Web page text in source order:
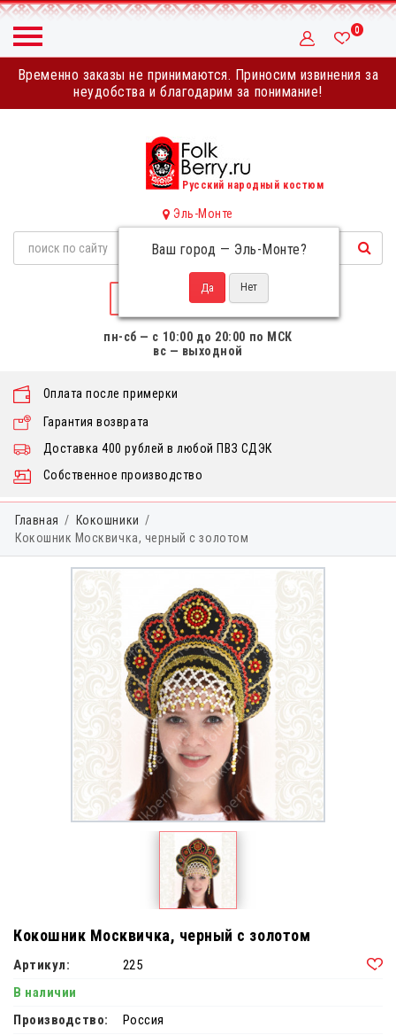
Временно заказы не принимаются. Приносим извинения за
неудобства и благодарим за понимание!
0
Русский народный костюм
Эль-Монте
Ваш город — Эль-Монте?
НАПИСАТЬ НАМ
пн-сб — с 10:00 до 20:00 по МСК
вс — выходной
Собственное производство
Оплата после примерки
Гарантия возврата
Доставка 400 рублей в любой ПВЗ СДЭК
Главная
Кокошники
Кокошник Москвичка, черный с золотом
Кокошник Москвичка, черный с золотом
Артикул:
225
В наличии
Производство:
Россия